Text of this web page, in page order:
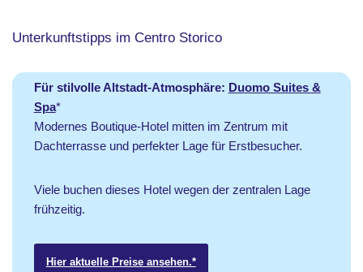
Unterkunftstipps im Centro Storico
Für stilvolle Altstadt-Atmosphäre: Duomo Suites &
Spa*
Modernes Boutique-Hotel mitten im Zentrum mit
Dachterrasse und perfekter Lage für Erstbesucher.
Viele buchen dieses Hotel wegen der zentralen Lage
frühzeitig.
Hier aktuelle Preise ansehen.*